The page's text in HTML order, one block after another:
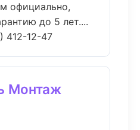
официально,
до 5 лет....
412-12-47
Монтаж